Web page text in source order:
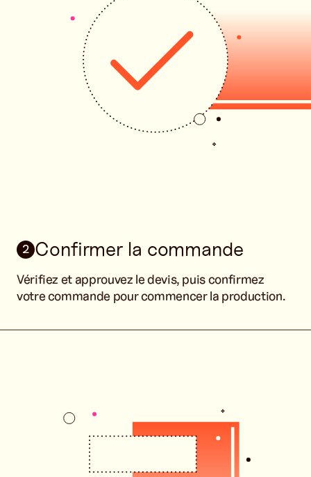
2 Confirmer la commande
Vérifiez et approuvez le devis, puis confirmez
votre commande pour commencer la production.